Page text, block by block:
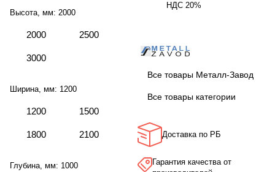
Высота, мм: 2000
2000 2500
3000
Ширина, мм: 1200
1200 1500
1800 2100
Глубина, мм: 1000
НДС 20%
Все товары Металл-Завод
Все товары категории
Доставка по РБ
Гарантия качества от